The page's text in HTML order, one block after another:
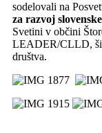
sodelovali na
za razvoj
Svetini v občini
LEADER/CLLD,
društva.